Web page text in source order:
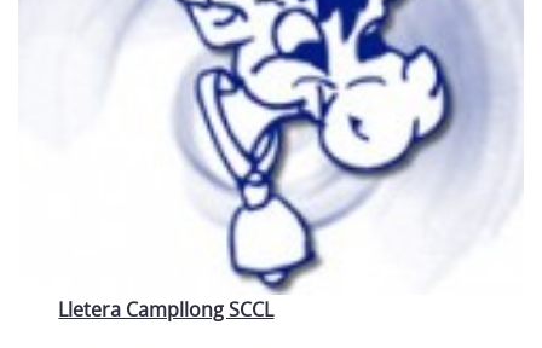
Lletera Campllong SCCL